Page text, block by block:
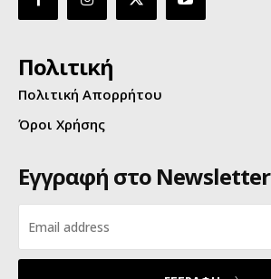
Πολιτική
Πολιτική Απορρήτου
Όροι Χρήσης
Εγγραφή στο Newsletter